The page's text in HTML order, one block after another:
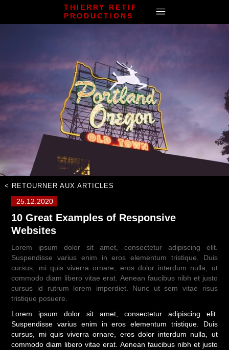
THIERRY RETIF
PRODUCTIONS
< RETOURNER AUX ARTICLES
25.12.2020
10 Great Examples of Responsive
Websites
Lorem ipsum dolor sit amet, consectetur adipiscing elit.
Suspendisse varius enim in eros elementum tristique. Duis
cursus, mi quis viverra ornare, eros dolor interdum nulla, ut
commodo diam libero vitae erat. Aenean faucibus nibh et justo
cursus id rutrum lorem imperdiet. Nunc ut sem vitae risus
tristique posuere.
Lorem ipsum dolor sit amet, consectetur adipiscing elit.
Suspendisse varius enim in eros elementum tristique. Duis
cursus, mi quis viverra ornare, eros dolor interdum nulla, ut
commodo diam libero vitae erat. Aenean faucibus nibh et justo